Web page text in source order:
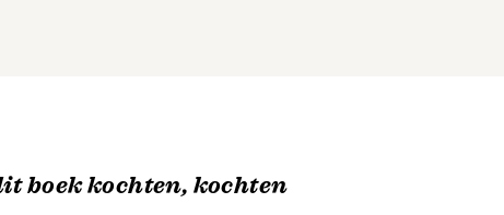
boek kochten, kochten